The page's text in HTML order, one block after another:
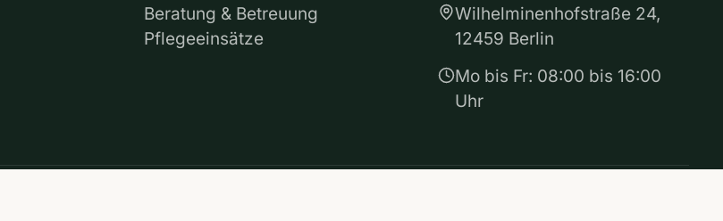
Beratung & Betreuung
Pflegeeinsätze
Wilhelminenhofstraße 24,
12459 Berlin
Mo bis Fr: 08:00 bis 16:00
Uhr